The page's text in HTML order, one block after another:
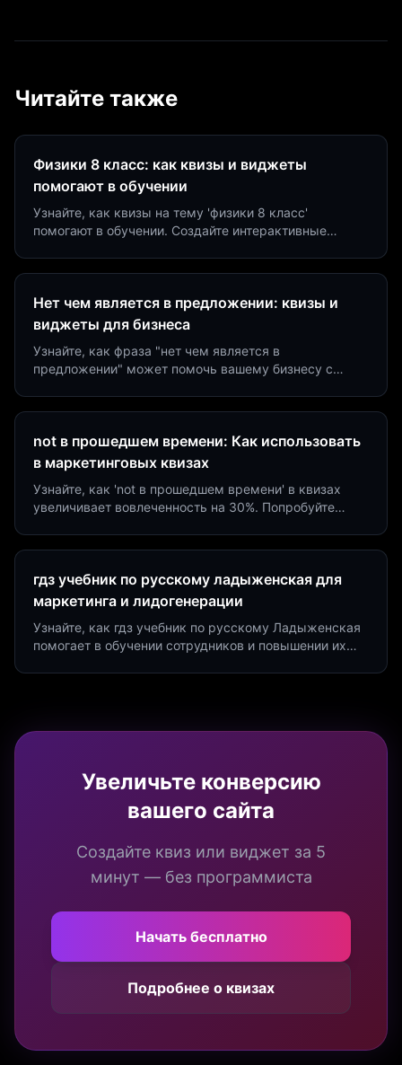
Читайте также
Физики 8 класс: как квизы и виджеты
помогают в обучении
Узнайте, как квизы на тему 'физики 8 класс'
помогают в обучении. Создайте интерактивные
Нет чем является в предложении: квизы и
виджеты для бизнеса
Узнайте, как фраза "нет чем является в
предложении" может помочь вашему бизнесу с
not в прошедшем времени: Как использовать
в маркетинговых квизах
Узнайте, как 'not в прошедшем времени' в квизах
увеличивает вовлеченность на 30%. Попробуйте
гдз учебник по русскому ладыженская для
маркетинга и лидогенерации
Узнайте, как гдз учебник по русскому Ладыженская
помогает в обучении сотрудников и повышении их
Увеличьте конверсию
вашего сайта
Создайте квиз или виджет за 5
минут — без программиста
Начать бесплатно
Подробнее о квизах